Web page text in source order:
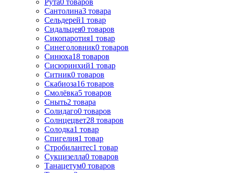
Сантолина3 товара
Сельдерей1 товар
Сидальцея0 товаров
Сикопаротия1 товар
Синеголовник0 товаров
Синюха18 товаров
Сисюринхий1 товар
Ситник0 товаров
Скабиоза16 товаров
Смолёвка5 товаров
Сныть2 товара
Солидаго0 товаров
Солнцецвет28 товаров
Солодка1 товар
Спигелия1 товар
Стробилантес1 товар
Сукцизелла0 товаров
Танацетум0 товаров